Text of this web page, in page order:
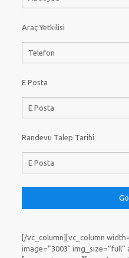
Araç Yetkilisi
E Posta
Randevu Talep Tarihi
[/vc_column][vc_column
image=”3003″ img_size=”full”